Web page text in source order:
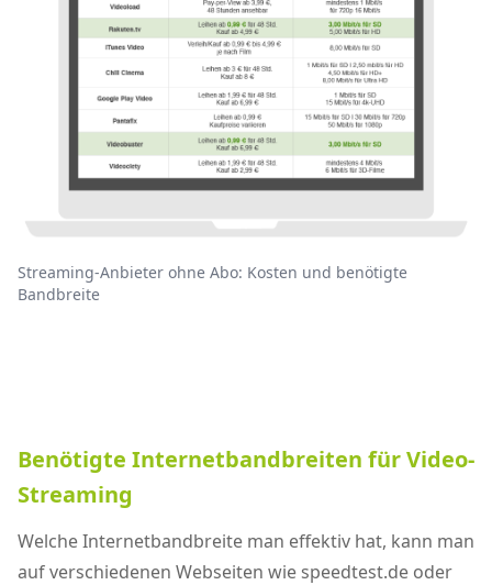
Streaming-Anbieter ohne Abo: Kosten und benötigte
Bandbreite
Benötigte Internetbandbreiten für Video-
Streaming
Welche Internetbandbreite man effektiv hat, kann man
auf verschiedenen Webseiten wie speedtest.de oder